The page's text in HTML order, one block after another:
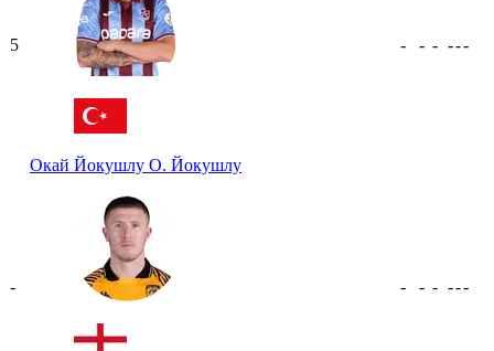
5
Окай Йокушлу О. Йокушлу
- - - ---
- - - - ---